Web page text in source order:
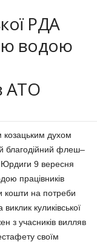
РДА
водою
АТО
козацьким духом
благодійний флеш–
Юрдиги 9 вересня
працівників
кошти на потреби
куликівської
з учасників вилляв
своїм